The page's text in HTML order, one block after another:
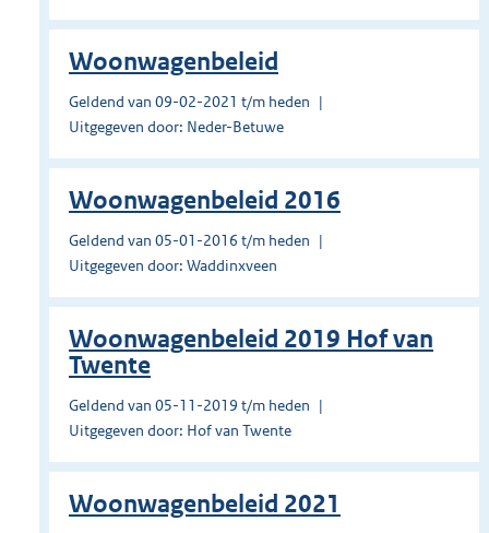
Woonwagenbeleid
Geldend van 09-02-2021 t/m heden
Uitgegeven door: Neder-Betuwe
Woonwagenbeleid 2016
Geldend van 05-01-2016 t/m heden
Uitgegeven door: Waddinxveen
Woonwagenbeleid 2019 Hof van
Twente
Geldend van 05-11-2019 t/m heden
Uitgegeven door: Hof van Twente
Woonwagenbeleid 2021